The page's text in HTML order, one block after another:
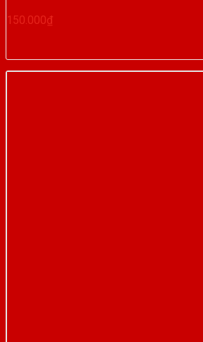
150.000₫